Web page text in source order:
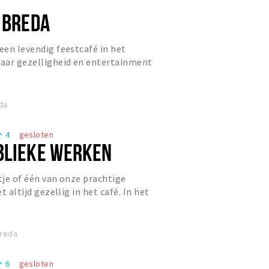
levendig feestcafé in het
gezelligheid en entertainment
4 gesloten
WERKEN
of één van onze prachtige
altijd gezellig in het café. In het
6 gesloten